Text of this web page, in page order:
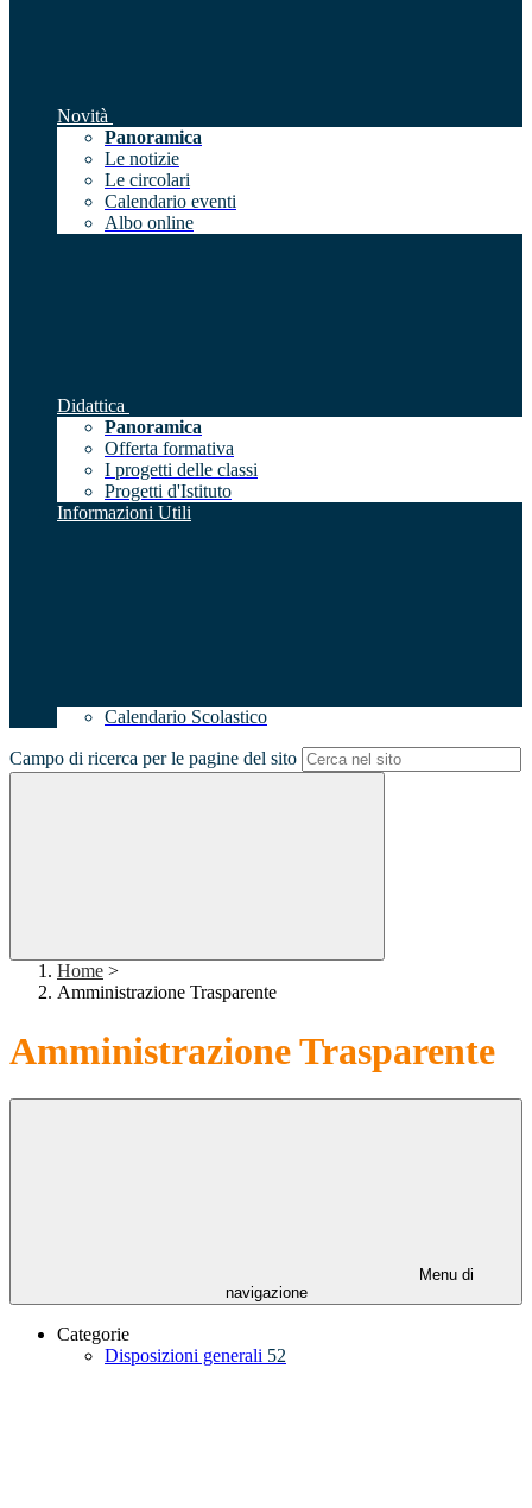
Novità
Panoramica
Le notizie
Le circolari
Calendario eventi
Albo online
Didattica
Panoramica
Offerta formativa
I progetti delle classi
Progetti d'Istituto
Informazioni Utili
Calendario Scolastico
Campo di ricerca per le pagine del sito
Home >
Amministrazione Trasparente
Amministrazione Trasparente
Menu di
navigazione
Categorie
Disposizioni generali 52